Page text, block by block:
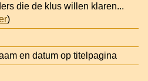
die de klus willen klaren...
)
en datum op titelpagina